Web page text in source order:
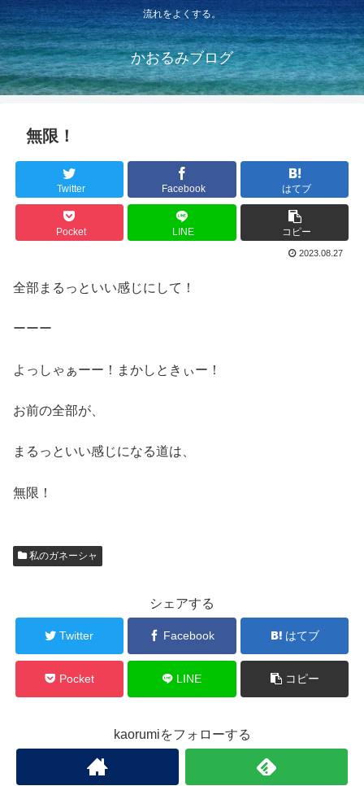
流れをよくする。
かおるみブログ
無限！
Twitter Facebook はてブ
Pocket LINE コピー
2023.08.27
全部まるっといい感じにして！
ーーー
よっしゃぁーー！まかしときぃー！
お前の全部が、
まるっといい感じになる道は、
無限！
私のガネーシャ
シェアする
Twitter Facebook はてブ
Pocket LINE コピー
kaorumiをフォローする